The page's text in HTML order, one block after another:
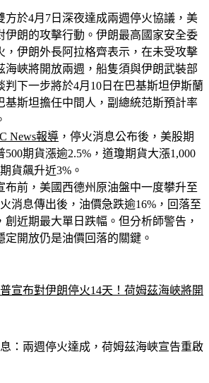
方於4月7日深夜達成兩週停火協議，美
伊朗的攻擊行動。伊朗最高國家安全委
，伊朗外長阿拉格齊表示，在未受攻擊
海峽將開放兩週，船隻須與伊朗武裝部
判下一步將於4月10日在巴基斯坦伊斯蘭
斯坦擔任中間人，副總統范斯預計率
News報導，停火消息公布後，美股期
期貨漲逾2.5%，道瓊期貨大漲1,000
貨飆升近3%。
布前，美國西德州原油盤中一度攀升至
消息傳出後，油價急跌逾16%，回落至
創近期最大單日跌幅。但分析師警告，
宣布對伊朗停火14天！荷姆茲海峽將開